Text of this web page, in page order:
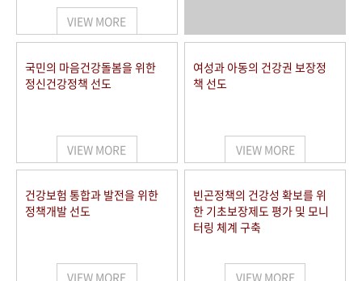
VIEW MORE
국민의 마음건강돌봄을 위한
정신건강정책 선도
VIEW MORE
여성과 아동의 건강권 보장정
책 선도
VIEW MORE
건강보험 통합과 발전을 위한
정책개발 선도
VIEW MORE
빈곤정책의 건강성 확보를 위
한 기초보장제도 평가 및 모니
터링 체계 구축
VIEW MORE